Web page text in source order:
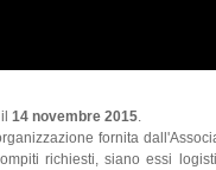
, il 14 novembre 2015
fornita
richiesti, siano essi